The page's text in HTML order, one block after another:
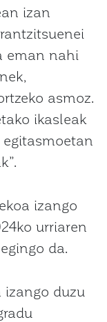
izan
eman nahi
asmoz.
ikasleak
izango
urriaren
da.
izango duzu